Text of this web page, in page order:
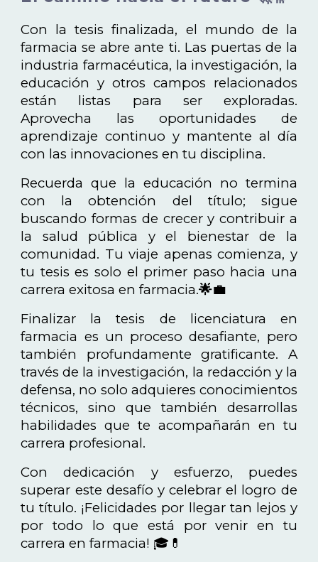
Con la tesis finalizada, el mundo de la
farmacia se abre ante ti. Las puertas de la
industria farmacéutica, la investigación, la
educación y otros campos relacionados
están listas para ser exploradas.
Aprovecha las oportunidades de
aprendizaje continuo y mantente al día
con las innovaciones en tu disciplina.
Recuerda que la educación no termina
con la obtención del título; sigue
buscando formas de crecer y contribuir a
la salud pública y el bienestar de la
comunidad. Tu viaje apenas comienza, y
tu tesis es solo el primer paso hacia una
carrera exitosa en farmacia.🌟💼
Finalizar la tesis de licenciatura en
farmacia es un proceso desafiante, pero
también profundamente gratificante. A
través de la investigación, la redacción y la
defensa, no solo adquieres conocimientos
técnicos, sino que también desarrollas
habilidades que te acompañarán en tu
carrera profesional.
Con dedicación y esfuerzo, puedes
superar este desafío y celebrar el logro de
tu título. ¡Felicidades por llegar tan lejos y
por todo lo que está por venir en tu
carrera en farmacia! 🎓💊